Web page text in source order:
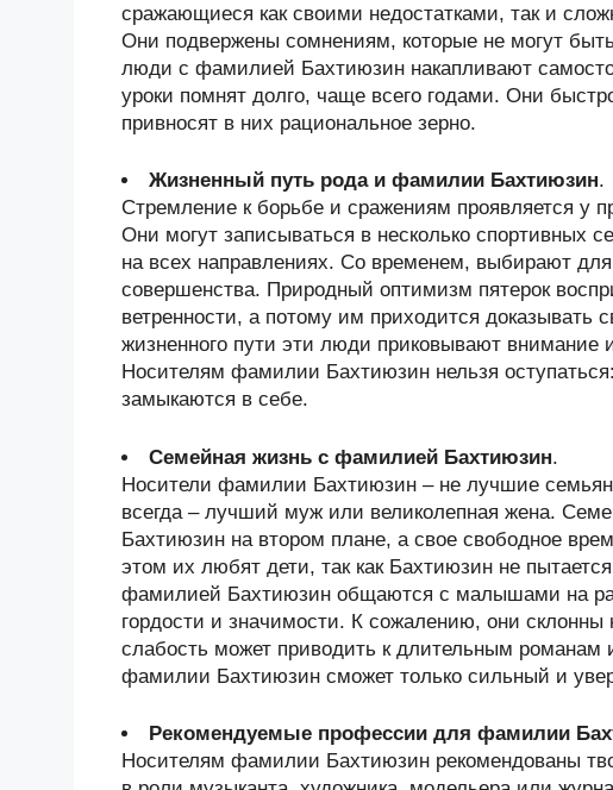
сражающиеся как своими недостатками, так и
Они подвержены сомнениям, которые не могут
люди с фамилией Бахтиюзин накапливают
уроки помнят долго, чаще всего годами. Они
привносят в них рациональное зерно.
Жизненный путь рода и фамилии Бахтиюзин.
Стремление к борьбе и сражениям проявляется у
Они могут записываться в несколько спортивных
на всех направлениях. Со временем, выбирают
совершенства. Природный оптимизм пятерок
ветренности, а потому им приходится доказывать
жизненного пути эти люди приковывают
Носителям фамилии Бахтиюзин нельзя
замыкаются в себе.
Семейная жизнь с фамилией Бахтиюзин.
Носители фамилии Бахтиюзин – не лучшие
всегда – лучший муж или великолепная жена.
Бахтиюзин на втором плане, а свое свободное
этом их любят дети, так как Бахтиюзин не
фамилией Бахтиюзин общаются с малышами на
гордости и значимости. К сожалению, они
слабость может приводить к длительным
фамилии Бахтиюзин сможет только сильный и
Рекомендуемые профессии для фамилии
Носителям фамилии Бахтиюзин рекомендованы